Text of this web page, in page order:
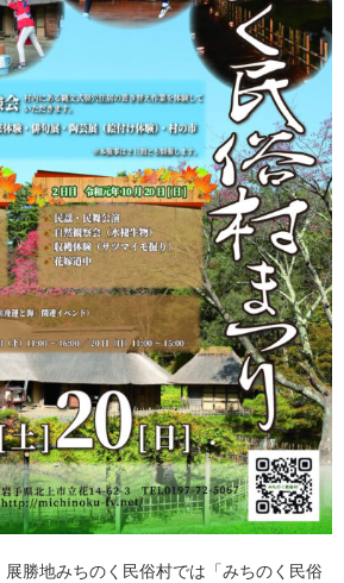
勝地みちのく民俗村では「みちのく民俗